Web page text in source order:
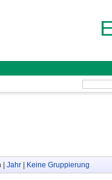
Jahr| Keine Gruppierung